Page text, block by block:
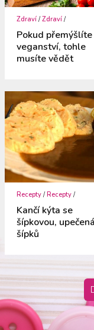
Zdraví /Zdraví /
Pokud
veganství, tohle
musíte vědět
Recepty /Recepty /
Kančí kýta se
šípkovou,
šípků